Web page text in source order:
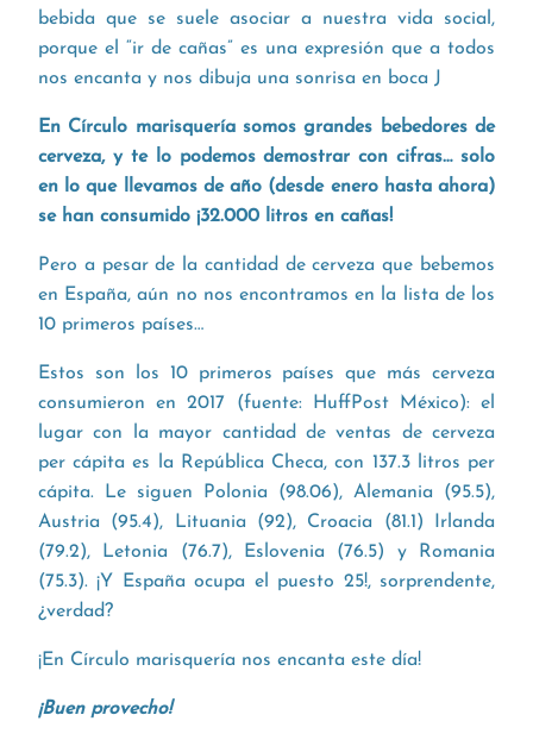
bebida que se suele asociar a nuestra vida social,
porque el “ir de cañas” es una expresión que a todos
nos encanta y nos dibuja una sonrisa en boca J
En Círculo marisquería somos grandes bebedores de
cerveza, y te lo podemos demostrar con cifras… solo
en lo que llevamos de año (desde enero hasta ahora)
se han consumido ¡32.000 litros en cañas!
Pero a pesar de la cantidad de cerveza que bebemos
en España, aún no nos encontramos en la lista de los
10 primeros países…
Estos son los 10 primeros países que más cerveza
consumieron en 2017 (fuente: HuffPost México): el
lugar con la mayor cantidad de ventas de cerveza
per cápita es la República Checa, con 137.3 litros per
cápita. Le siguen Polonia (98.06), Alemania (95.5),
Austria (95.4), Lituania (92), Croacia (81.1) Irlanda
(79.2), Letonia (76.7), Eslovenia (76.5) y Romania
(75.3). ¡Y España ocupa el puesto 25!, sorprendente,
¿verdad?
¡En Círculo marisquería nos encanta este día!
¡Buen provecho!